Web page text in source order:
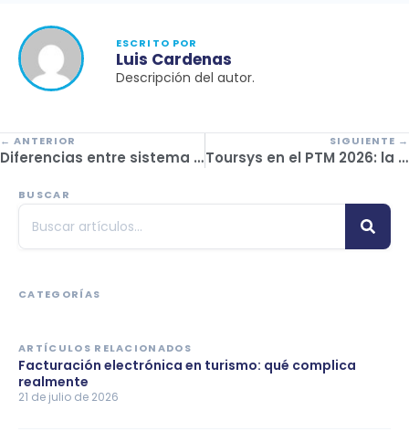
ESCRITO POR
Luis Cardenas
Descripción del autor.
← ANTERIOR
Diferencias entre sistema genérico y plataforma especializada en receptivo
SIGUIENTE →
Toursys en el PTM 2026: la plataforma que el turismo receptivo peruano necesita para crecer
BUSCAR
CATEGORÍAS
ARTÍCULOS RELACIONADOS
Facturación electrónica en turismo: qué complica
realmente
21 de julio de 2026